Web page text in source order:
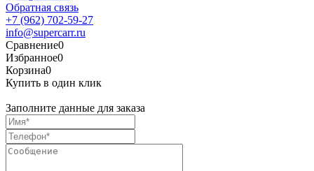
Обратная связь
+7 (962) 702-59-27
info@supercarr.ru
Сравнение0
Избранное0
Корзина0
Купить в один клик
Заполните данные для заказа